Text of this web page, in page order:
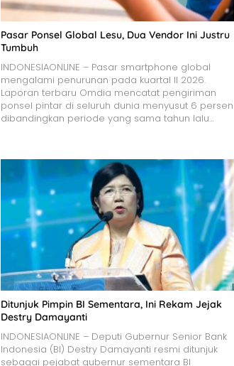
Pasar Ponsel Global Lesu, Dua Vendor Ini Justru
Tumbuh
INDONESIAONLINE – Pasar smartphone global
mengalami penurunan pada kuartal II 2026.
Laporan terbaru Omdia mencatat pengiriman
ponsel pintar di seluruh dunia menyusut 6 persen
dibandingkan periode yang sama tahun lalu…
Ditunjuk Pimpin BI Sementara, Ini Rekam Jejak
Destry Damayanti
INDONESIAONLINE – Deputi Gubernur Senior Bank
Indonesia (BI) Destry Damayanti resmi ditunjuk
sebagai pejabat gubernur sementara BI